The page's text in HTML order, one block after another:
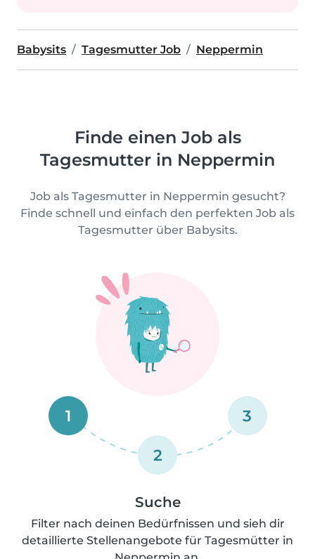
Babysits Tagesmutter Job Neppermin
Finde einen Job als
Tagesmutter in Neppermin
Job als Tagesmutter in Neppermin gesucht?
Finde schnell und einfach den perfekten Job als
Tagesmutter über Babysits.
1
2
3
Suche
Filter nach deinen Bedürfnissen und sieh dir
detaillierte Stellenangebote für Tagesmütter in